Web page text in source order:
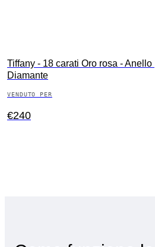
Tiffany - 18 carati Oro rosa - Anello
Diamante
VENDUTO PER
€240